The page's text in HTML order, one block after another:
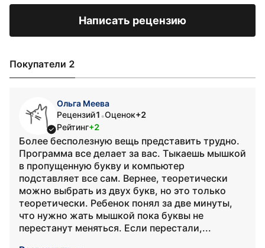
Написать рецензию
Покупатели 2
Ольга Меева
Рецензий1 •Оценок+2
Рейтинг+2
Более бесполезную вещь представить трудно.
Программа все делает за вас. Тыкаешь мышкой
в пропущенную букву и компьютер
подставляет все сам. Вернее, теоретически
можно выбрать из двух букв, но это только
теоретически. Ребенок понял за две минуты,
что нужно жать мышкой пока буквы не
перестанут меняться. Если перестали,...